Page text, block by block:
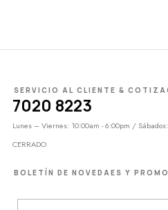
SERVICIO AL CLIENTE &
7020 8223
Lunes – Viernes: 10:00am - 6:00pm /
CERRADO
BOLETÍN DE NOVEDAES Y